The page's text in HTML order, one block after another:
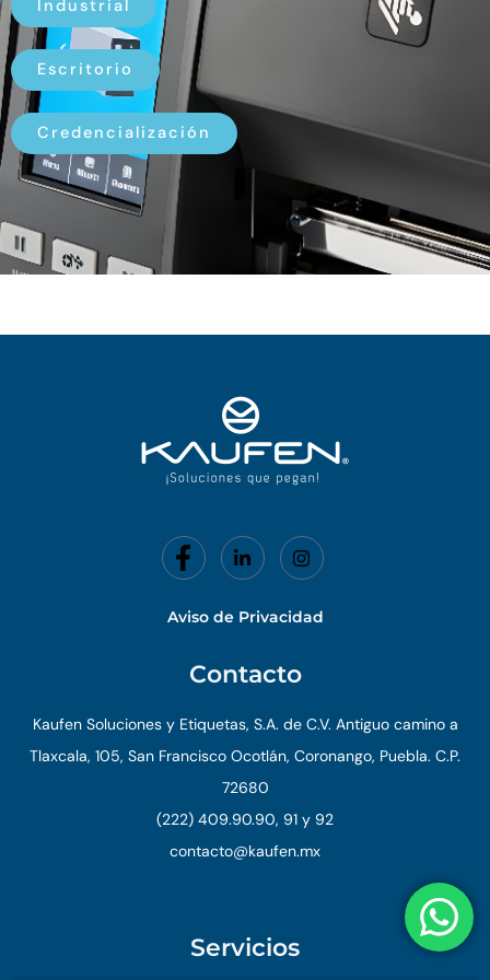
Industrial
Escritorio
Credencialización
Aviso de Privacidad
Contacto
Kaufen Soluciones y Etiquetas, S.A. de C.V. Antiguo camino a
Tlaxcala, 105, San Francisco Ocotlán, Coronango, Puebla. C.P.
72680
(222) 409.90.90, 91 y 92
contacto@kaufen.mx
Servicios